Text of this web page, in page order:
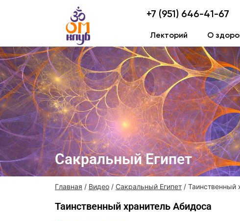
+7 (951) 646-41-67
Лекторий О
Сакральный Египет
Главная / Видео / Сакральный Египет / Таинственный
Таинственный хранитель Абидоса